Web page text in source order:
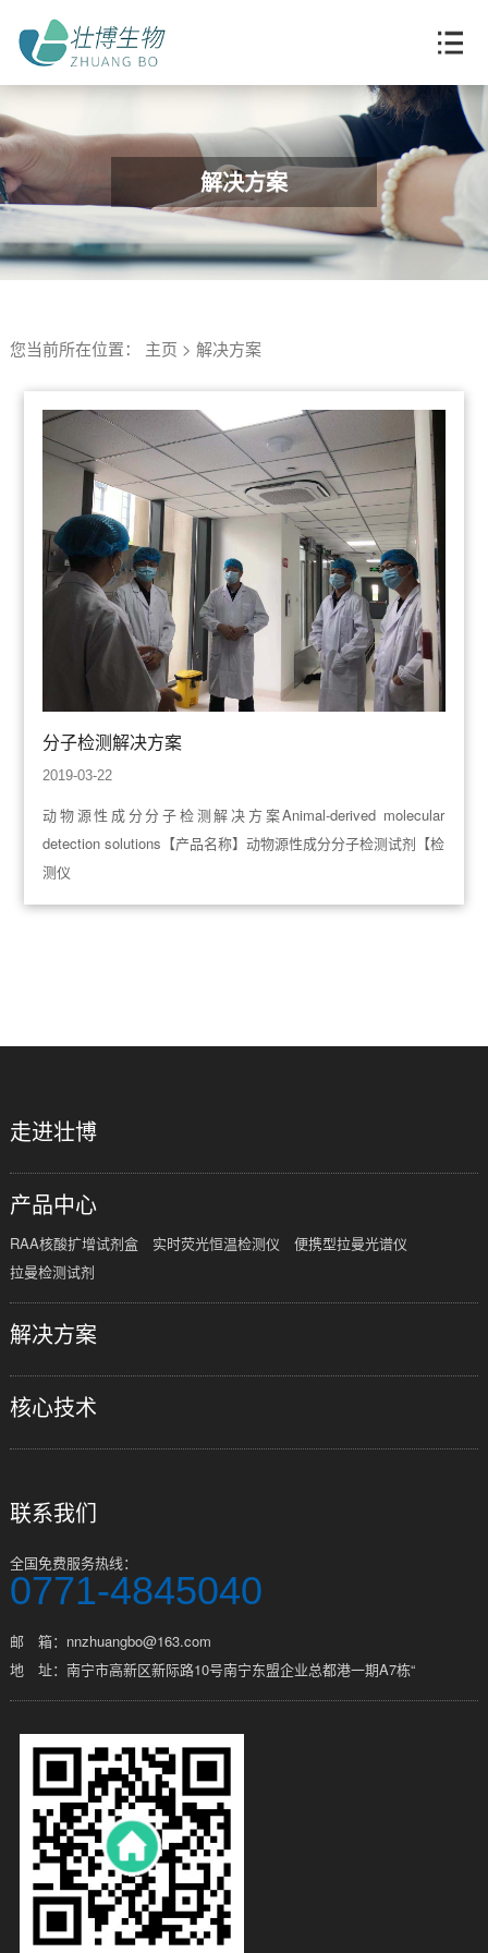
解决方案
您当前所在位置： 主页 > 解决方案
分子检测解决方案
2019-03-22
动物源性成分分子检测解决方案Animal-derived molecular
detection solutions【产品名称】动物源性成分分子检测试剂【检
测仪
走进壮博
产品中心
RAA核酸扩增试剂盒 实时荧光恒温检测仪
便携型拉曼光谱仪
拉曼检测试剂
解决方案
核心技术
联系我们
全国免费服务热线：
0771-4845040
邮 箱：nnzhuangbo@163.com
地 址：南宁市高新区新际路10号南宁东盟企业总都港一期A7栋“